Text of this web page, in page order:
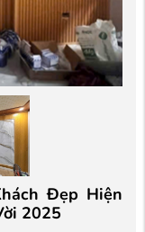
Đẹp Hiện
2025